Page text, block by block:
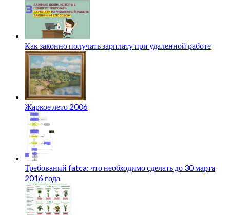
Как законно получать зарплату при удаленной работе
Жаркое лето 2006
Требований fatca: что необходимо сделать до 30 марта
2016 года